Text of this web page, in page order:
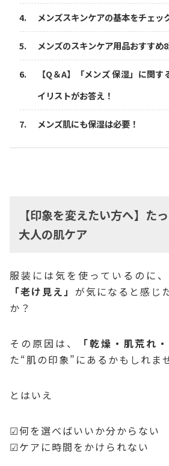
メンズスキンケアの基本をチェッ
メンズのスキンケア用品おすすめ
【Q＆A】「メンズ 保湿」に関
イリストがお答え！
メンズ肌にも保湿は必要！
【印象を変えたい方へ】た
大人の肌ケア
服装には気を使っているのに
「老け見え」 が気になると感じ
か？
その原因は、 「乾燥・肌荒れ
た“肌の印象”にあるかもしれま
とはいえ
☑何を選べばいいか分からない
☑ケアに時間をかけられない